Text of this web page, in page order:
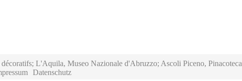
L'Aquila, Museo Nazionale d'Abruzzo; Ascoli Piceno,
Datenschutz